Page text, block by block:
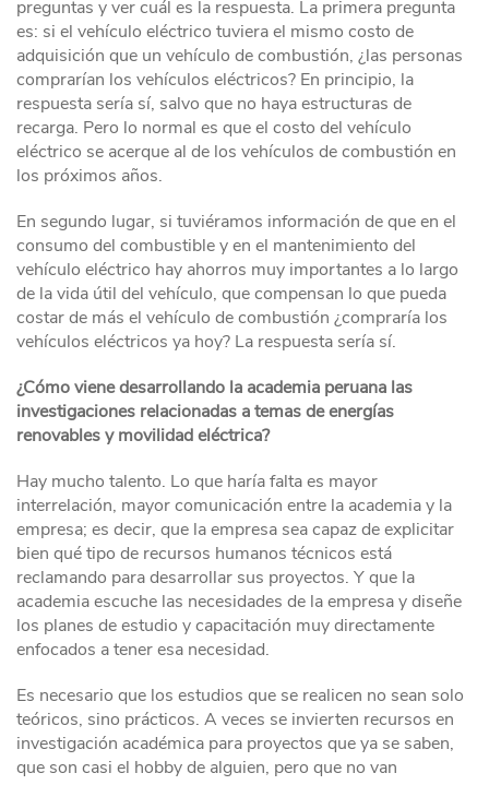
preguntas y ver cuál es la respuesta. La primera pregunta
es: si el vehículo eléctrico tuviera el mismo costo de
adquisición que un vehículo de combustión, ¿las personas
comprarían los vehículos eléctricos? En principio, la
respuesta sería sí, salvo que no haya estructuras de
recarga. Pero lo normal es que el costo del vehículo
eléctrico se acerque al de los vehículos de combustión en
los próximos años.
En segundo lugar, si tuviéramos información de que en el
consumo del combustible y en el mantenimiento del
vehículo eléctrico hay ahorros muy importantes a lo largo
de la vida útil del vehículo, que compensan lo que pueda
costar de más el vehículo de combustión ¿compraría los
vehículos eléctricos ya hoy? La respuesta sería sí.
¿Cómo viene desarrollando la academia peruana las
investigaciones relacionadas a temas de energías
renovables y movilidad eléctrica?
Hay mucho talento. Lo que haría falta es mayor
interrelación, mayor comunicación entre la academia y la
empresa; es decir, que la empresa sea capaz de explicitar
bien qué tipo de recursos humanos técnicos está
reclamando para desarrollar sus proyectos. Y que la
academia escuche las necesidades de la empresa y diseñe
los planes de estudio y capacitación muy directamente
enfocados a tener esa necesidad.
Es necesario que los estudios que se realicen no sean solo
teóricos, sino prácticos. A veces se invierten recursos en
investigación académica para proyectos que ya se saben,
que son casi el hobby de alguien, pero que no van